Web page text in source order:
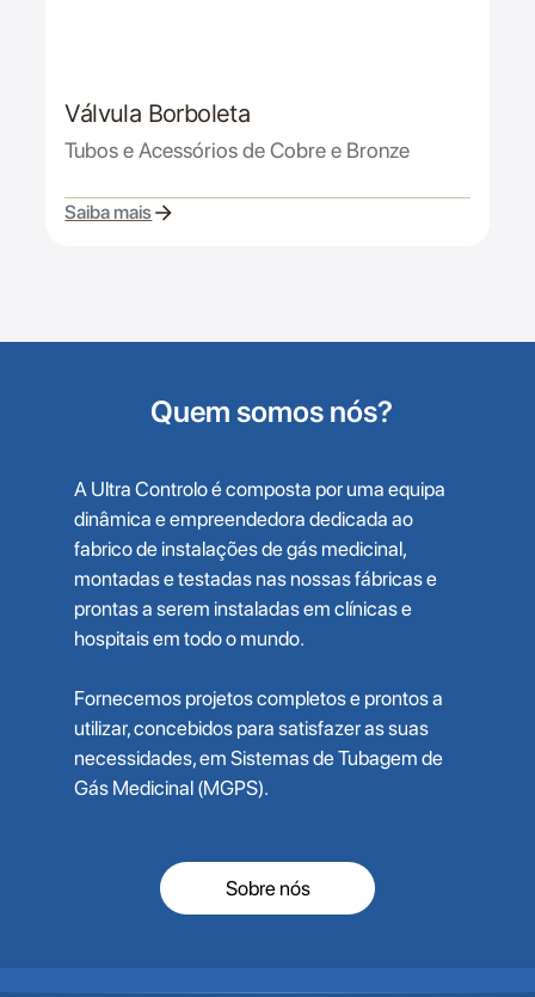
Válvula Borboleta
Tubos e Acessórios de Cobre e Bronze
Saiba mais
Quem somos nós?
A Ultra Controlo é composta por uma equipa
dinâmica e empreendedora dedicada ao
fabrico de instalações de gás medicinal,
montadas e testadas nas nossas fábricas e
prontas a serem instaladas em clínicas e
hospitais em todo o mundo.
Fornecemos projetos completos e prontos a
utilizar, concebidos para satisfazer as suas
necessidades, em Sistemas de Tubagem de
Gás Medicinal (MGPS).
Sobre nós